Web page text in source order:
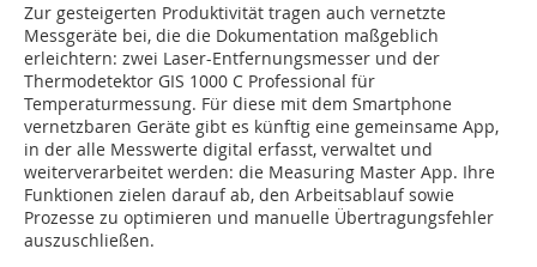
Zur gesteigerten Produktivität tragen auch vernetzte
Messgeräte bei, die die Dokumentation maßgeblich
erleichtern: zwei Laser-Entfernungsmesser und der
Thermodetektor GIS 1000 C Professional für
Temperaturmessung. Für diese mit dem Smartphone
vernetzbaren Geräte gibt es künftig eine gemeinsame App,
in der alle Messwerte digital erfasst, verwaltet und
weiterverarbeitet werden: die Measuring Master App. Ihre
Funktionen zielen darauf ab, den Arbeitsablauf sowie
Prozesse zu optimieren und manuelle Übertragungsfehler
auszuschließen.